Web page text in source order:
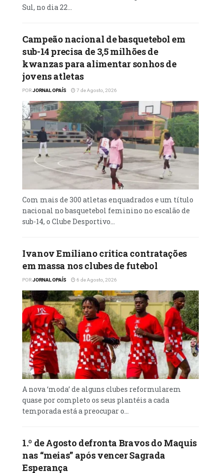
Sul, no dia 22...
Campeão nacional de basquetebol em
sub-14 precisa de 3,5 milhões de
kwanzas para alimentar sonhos de
jovens atletas
PORJORNAL OPAÍS 7 de Agosto, 2026
Com mais de 300 atletas enquadrados e um título
nacional no basquetebol feminino no escalão de
sub-14, o Clube Desportivo...
Ivanov Emiliano critica contratações
em massa nos clubes de futebol
PORJORNAL OPAÍS 6 de Agosto, 2026
A nova ‘moda’ de alguns clubes reformularem
quase por completo os seus plantéis a cada
temporada está a preocupar o...
1.º de Agosto defronta Bravos do Maquis
nas “meias” após vencer Sagrada
Esperança